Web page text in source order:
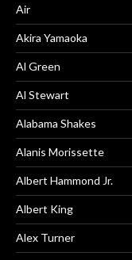
Air
Akira Yamaoka
Al Green
Al Stewart
Alabama Shakes
Alanis Morissette
Albert Hammond Jr.
Albert King
Alex Turner